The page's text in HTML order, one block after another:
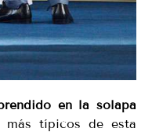
en la solapa
más típicos de esta